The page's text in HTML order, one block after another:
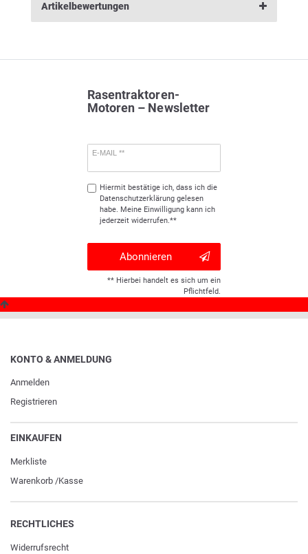
Artikelbewertungen
Rasentraktoren-
Motoren – Newsletter
E-MAIL **
Hiermit bestätige ich, dass ich die
Daten­schutz­erklärunggelesen
habe. Meine Einwilligung kann ich
jederzeit widerrufen.**
Abonnieren
** Hierbei handelt es sich um ein
Pflichtfeld.
KONTO & ANMELDUNG
Anmelden
Registrieren
EINKAUFEN
Merkliste
Warenkorb /Kasse
RECHTLICHES
Widerrufs­recht